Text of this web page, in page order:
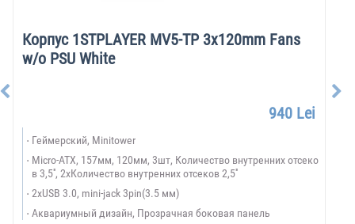
Корпус 1STPLAYER MV5-TP 3x120mm Fans
w/o PSU White
940 Lei
Геймерский, Minitower
Micro-ATX, 157мм, 120мм, 3шт, Количество внутренних отсеко
в 3,5'', 2xКоличество внутренних отсеков 2,5''
2xUSB 3.0, mini-jack 3pin(3.5 мм)
Аквариумный дизайн, Прозрачная боковая панель